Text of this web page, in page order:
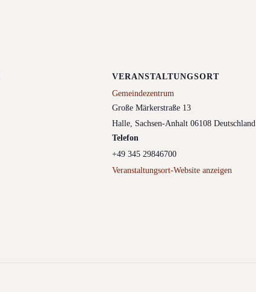
VERANSTALTUNGSORT
Gemeindezentrum
Große Märkerstraße 13
Halle, Sachsen-Anhalt 06108 Deutschland
Telefon
+49 345 29846700
Veranstaltungsort-Website anzeigen